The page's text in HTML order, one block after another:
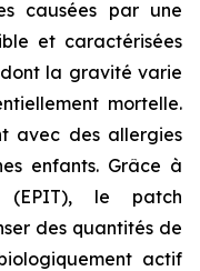
causées par une
et caractérisées
la gravité varie
mortelle.
avec des allergies
enfants. Grâce à
(EPIT), le patch
des quantités de
actif